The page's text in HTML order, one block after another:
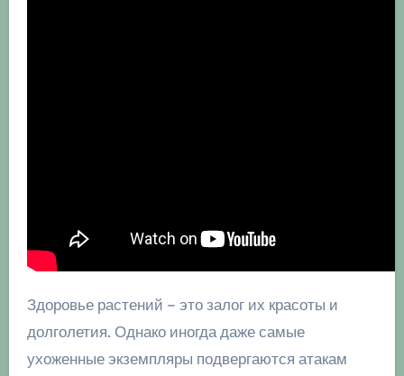
Здоровье растений – это залог их красоты и
долголетия. Однако иногда даже самые
ухоженные экземпляры подвергаются атакам